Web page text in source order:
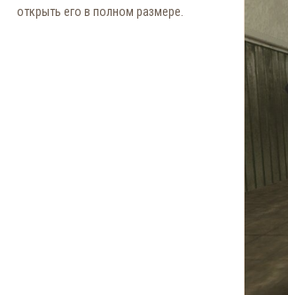
открыть его в полном размере.